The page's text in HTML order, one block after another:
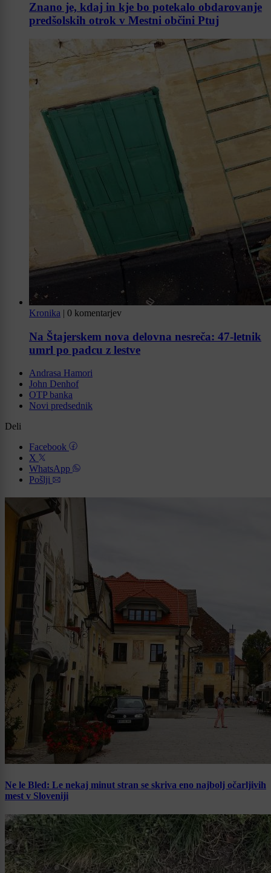
Znano je, kdaj in kje bo potekalo obdarovanje
predšolskih otrok v Mestni občini Ptuj
Kronika | 0 komentarjev
Na Štajerskem nova delovna nesreča: 47-letnik
umrl po padcu z lestve
Andrasa Hamori
John Denhof
OTP banka
Novi predsednik
Deli
Facebook
X
WhatsApp
Pošlji
Ne le Bled: Le nekaj minut stran se skriva eno najbolj očarljivih
mest v Sloveniji